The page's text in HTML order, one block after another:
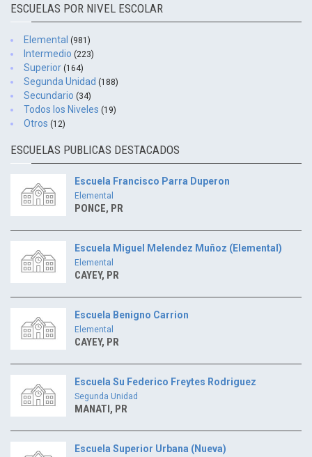
ESCUELAS POR NIVEL ESCOLAR
Elemental (981)
Intermedio (223)
Superior (164)
Segunda Unidad (188)
Secundario (34)
Todos los Niveles (19)
Otros (12)
ESCUELAS PUBLICAS DESTACADOS
Escuela Francisco Parra Duperon
Elemental
PONCE, PR
Escuela Miguel Melendez Muñoz (Elemental)
Elemental
CAYEY, PR
Escuela Benigno Carrion
Elemental
CAYEY, PR
Escuela Su Federico Freytes Rodriguez
Segunda Unidad
MANATI, PR
Escuela Superior Urbana (Nueva)